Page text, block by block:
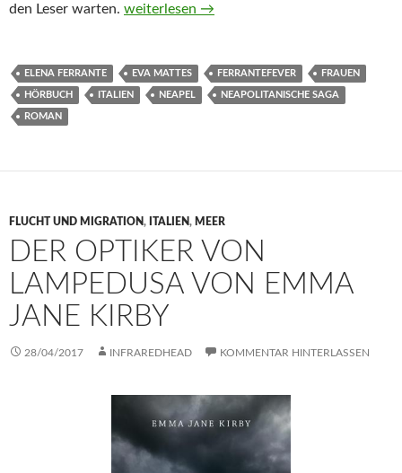
den Leser warten. Die Geschichte der getrennten Wege von
weiterlesen →
ELENA FERRANTE EVA MATTES FERRANTEFEVER FRAUEN
HÖRBUCH ITALIEN NEAPEL NEAPOLITANISCHE SAGA
ROMAN
FLUCHT UND MIGRATION, ITALIEN, MEER
DER OPTIKER VON
LAMPEDUSA VON EMMA
JANE KIRBY
28/04/2017 INFRAREDHEAD KOMMENTAR HINTERLASSEN